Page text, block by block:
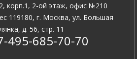
корп.1, 2-ой этаж, офис №210
119180, г. Москва, ул. Большая
д. 56, стр. 11
495-685-70-70